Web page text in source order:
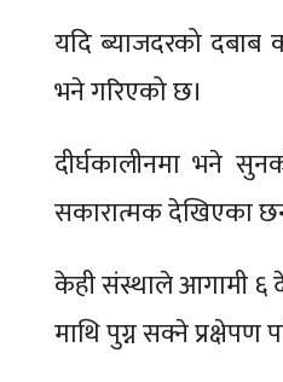
यदि ब्याजदरको
भने गरिएको छ।
दीर्घकालीनमा भने
सकारात्मक देखिएका
केही संस्थाले आगामी ६
माथि पुग्न सक्ने